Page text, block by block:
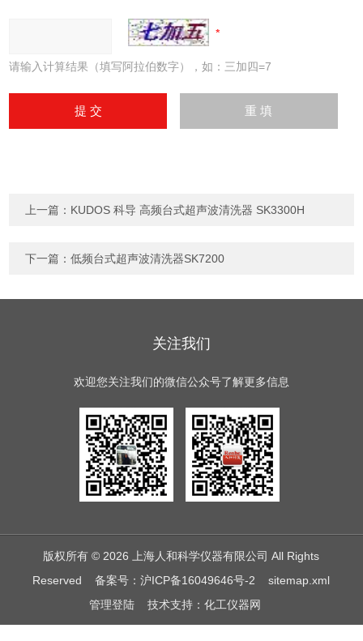
请输入计算结果（填写阿拉伯数字），如：三加四=7
上一篇： KUDOS 科导 高频台式超声波清洗器 SK3300H
下一篇：低频台式超声波清洗器SK7200
关注我们
欢迎您关注我们的微信公众号了解更多信息
版权所有 © 2026 上海人和科学仪器有限公司 All Rights
Reserved备案号：沪ICP备16049646号-2
sitemap.xml
管理登陆技术支持： 化工仪器网